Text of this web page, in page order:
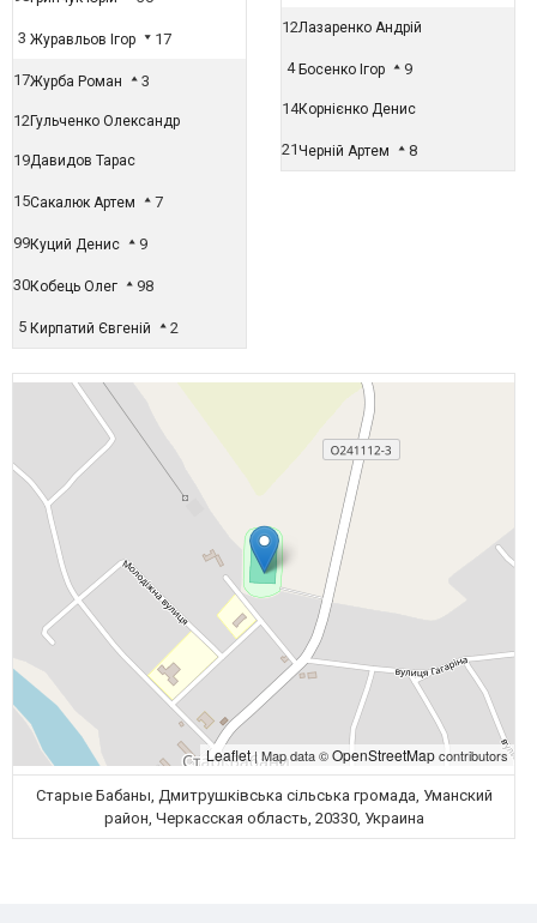
3 Журавльов Ігор 17
17Журба Роман 3
12Гульченко Олександр
19Давидов Тарас
15Сакалюк Артем 7
99Куций Денис 9
30Кобець Олег 98
5 Кирпатий Євгеній 2
12Лазаренко Андрій
4 Босенко Ігор 9
14Корнієнко Денис
21Черній Артем 8
Leaflet| Map data ©OpenStreetMapcontributors
Старые Бабаны, Дмитрушківська сільська громада, Уманский
район, Черкасская область, 20330, Украина